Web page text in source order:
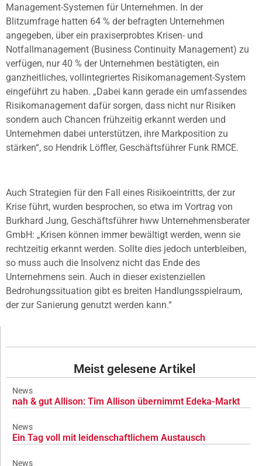
Management-Systemen für Unternehmen. In der
Blitzumfrage hatten 64 % der befragten Unternehmen
angegeben, über ein praxiserprobtes Krisen- und
Notfallmanagement (Business Continuity Management) zu
verfügen, nur 40 % der Unternehmen bestätigten, ein
ganzheitliches, vollintegriertes Risikomanagement-System
eingeführt zu haben. „Dabei kann gerade ein umfassendes
Risikomanagement dafür sorgen, dass nicht nur Risiken
sondern auch Chancen frühzeitig erkannt werden und
Unternehmen dabei unterstützen, ihre Markposition zu
stärken“, so Hendrik Löffler, Geschäftsführer Funk RMCE.
Auch Strategien für den Fall eines Risikoeintritts, der zur
Krise führt, wurden besprochen, so etwa im Vortrag von
Burkhard Jung, Geschäftsführer hww Unternehmensberater
GmbH: „Krisen können immer bewältigt werden, wenn sie
rechtzeitig erkannt werden. Sollte dies jedoch unterbleiben,
so muss auch die Insolvenz nicht das Ende des
Unternehmens sein. Auch in dieser existenziellen
Bedrohungssituation gibt es breiten Handlungsspielraum,
der zur Sanierung genutzt werden kann.“
Meist gelesene Artikel
News
nah & gut Allison: Tim Allison übernimmt Edeka-Markt
News
Ein Tag voll mit leidenschaftlichem Austausch
News